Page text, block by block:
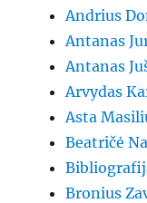
Andrius
Antanas
Antanas
Arvydas
Asta
Beatričė
Bronius